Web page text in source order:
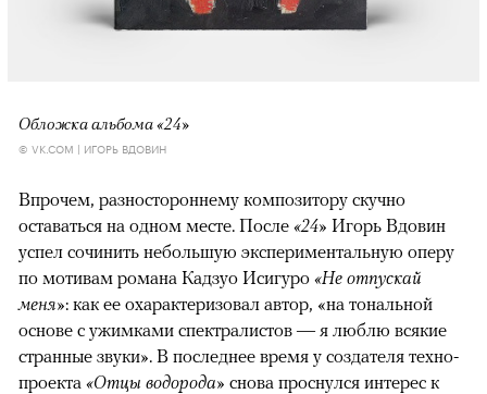
Обложка альбома «24»
© VK.COM | ИГОРЬ ВДОВИН
Впрочем, разностороннему композитору скучно
оставаться на одном месте. После «24» Игорь Вдовин
успел сочинить небольшую экспериментальную оперу
по мотивам романа Кадзуо Исигуро «Не отпускай
меня»: как ее охарактеризовал автор, «на тональной
основе с ужимками спектралистов — я люблю всякие
странные звуки». В последнее время у создателя техно-
проекта «Отцы водорода» снова проснулся интерес к